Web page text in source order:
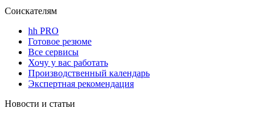
Соискателям
hh PRO
Готовое резюме
Все сервисы
Хочу у вас работать
Производственный календарь
Экспертная рекомендация
Новости и статьи